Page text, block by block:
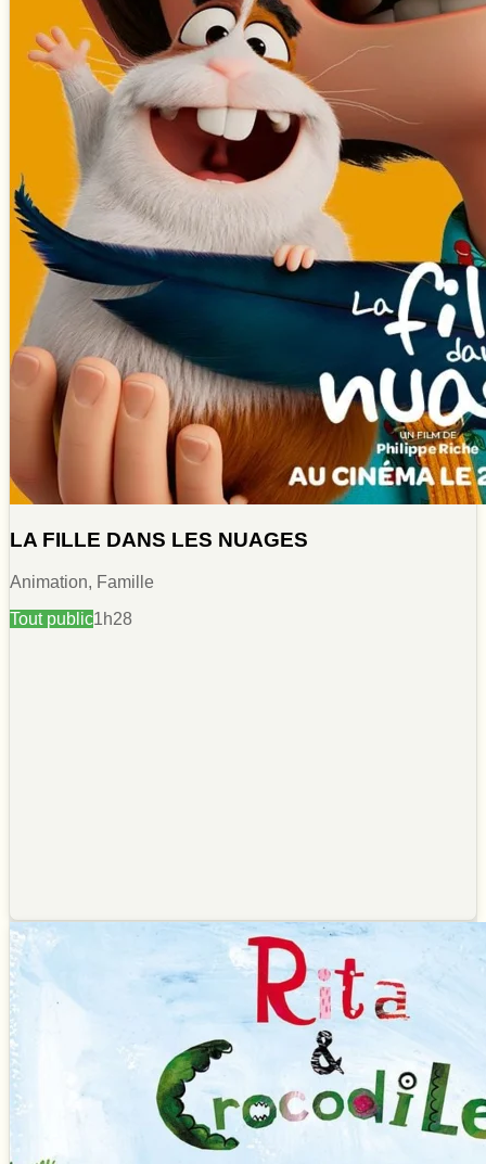
LA FILLE DANS LES NUAGES
Animation, Famille
Tout public1h28